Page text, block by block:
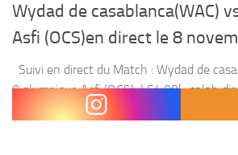
Wydad de casablanca(WAC)
Asfi (OCS)en direct le 8
Suivi en direct du Match : Wydad de
0 olympique Asfi (OCS) ) 54:00′ : salah
premier but pour le WAC 80:00′ : houssni...